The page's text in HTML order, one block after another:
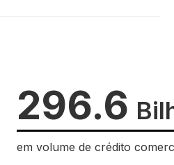
296.6
em volume de crédito